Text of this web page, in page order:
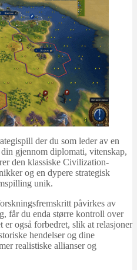
der du som leder av en
gjennom diplomati, vitenskap,
den klassiske Civilization-
og en dypere strategisk
unik.
påvirkes av
får du enda større kontroll over
også forbedret, slik at relasjoner
hendelser og dine
realistiske allianser og